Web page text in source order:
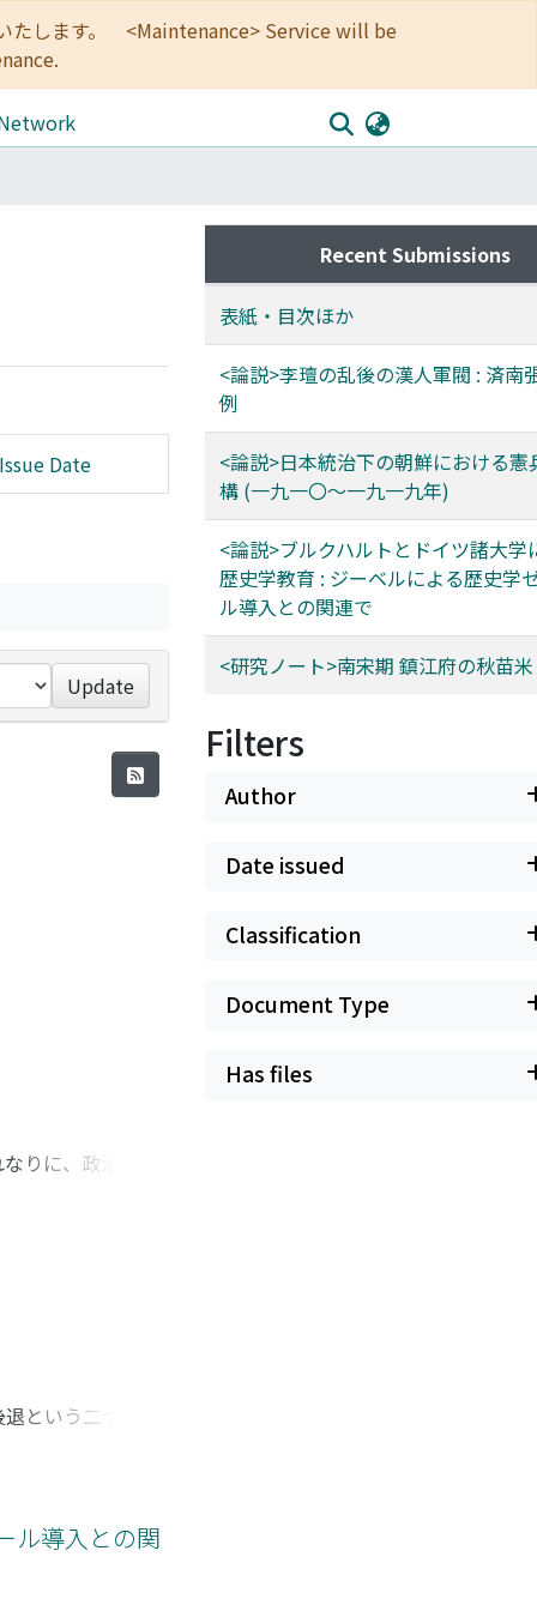
たします。 <Maintenance> Service will be
Date
Update
りに、政治的意
中国的な中央集
統治体制は変化
氏のモンゴル帰
ル政権のモンゴ
におけるモンゴ
の一族分封の原
家を作り上げた
という二つの規
が、以後は財政
るが、治安当局
認識したのだっ
戦期、ロシア革
たって感じてい
ル導入との関
Recent Submissions
表紙・目次ほか
<論説>李璮の乱後の漢人軍閥 : 済南
例
<論説>日本統治下の朝鮮における憲
構 (一九一〇〜一九一九年)
<論説>ブルクハルトとドイツ諸大学
歴史学教育 : ジーベルによる歴史学
ル導入との関連で
<研究ノート>南宋期 鎮江府の秋苗
Filters
Author
Date issued
Classification
Document Type
Has files